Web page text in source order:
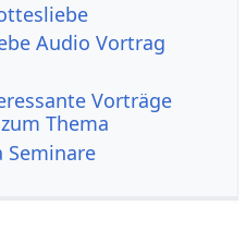
Audio Vortrag
Vorträge
Thema
Seminare